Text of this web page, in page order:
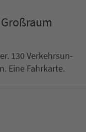
130 Ver­kehrs­un­
Eine Fahr­kar­te.